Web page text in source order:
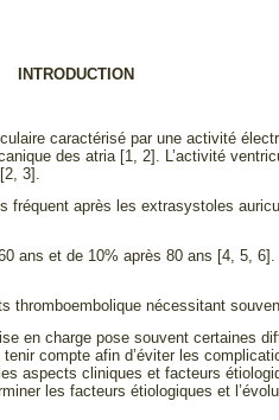
INTRODUCTION
caractérisé par une activité
des atria [1, 2]. L’activité
3].
fréquent après les extrasystoles
ans et de 10% après 80 ans [4, 5,
thromboembolique nécessitant
en charge pose souvent certaines
compte afin d’éviter les
aspects cliniques et facteurs
les facteurs étiologiques et